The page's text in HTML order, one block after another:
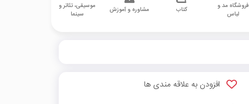
فروشگاه مد و
لباس
کتاب مشاوره و آموزش
موسیقی، تئاتر و
سینما
افزودن به علاقه مندی ها